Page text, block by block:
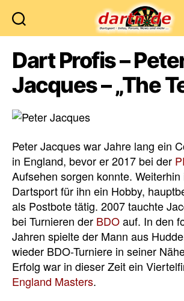
Dart Profis –
Jacques – „The
Peter Jacques war Jahre lang ein
in England, bevor er 2017 bei der
Aufsehen sorgen konnte. Weiterhin
Dartsport für ihn ein Hobby,
als Postbote tätig. 2007 tauchte
bei Turnieren der BDOauf. In den
Jahren spielte der Mann aus
wieder BDO-Turniere in seiner
Erfolg war in dieser Zeit ein
England Masters.